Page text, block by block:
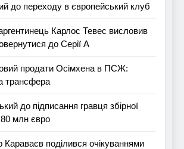
до переходу в європейський клуб
Карлос Тевес висловив
до Серії А
продати Осімхена в ПСЖ:
трансфера
до підписання гравця збірної
80 млн євро
поділився очікуваннями